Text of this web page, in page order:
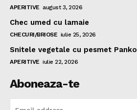
APERITIVE august 3, 2026
Chec umed cu lamaie
CHECURI/BRIOSE iulie 25, 2026
Snitele vegetale cu pesmet Panko
APERITIVE iulie 22, 2026
Aboneaza-te